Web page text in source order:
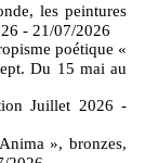
les peintures
- 21/07/2026
poétique «
Du 15 mai au
Juillet 2026 -
», bronzes,